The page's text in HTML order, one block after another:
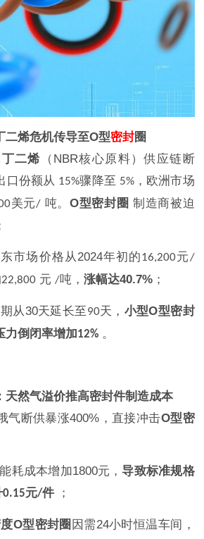
二烯危机传导至O型密封圈
丁二烯 （ NBR核心原料）供应链断
口份额从 15%骤降至 5%，欧洲市场
美元/ 吨。O型密封圈 制造商被迫
市场价格从2024年初的16,200元/
22,800 元 /吨，涨幅达40.7% ；
从30天延长至90天， 小型O型密封
力倒闭率增加12% 。
天然气溢价推高密封件制造成本
气断供暴涨400% ，直接冲击O型密
耗成本增加1800元，导致标准规格
0.15元/件 ；
O型密封圈 因需24小时恒温车间，